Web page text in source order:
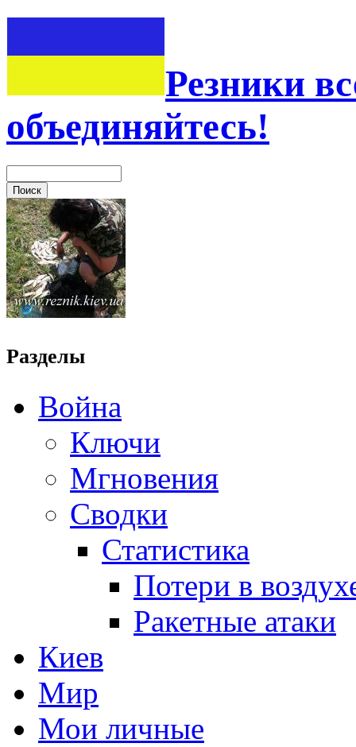
Резники
объединяйтесь!
Разделы
Война
Ключи
Мгновения
Сводки
Статистика
Потери в
Ракетные атаки
Киев
Мир
Мои личные